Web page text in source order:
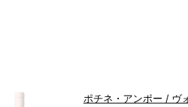
ポチネ・アンポー / ヴ